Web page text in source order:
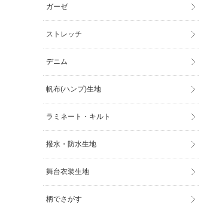
ガーゼ
ストレッチ
デニム
帆布(ハンプ)生地
ラミネート・キルト
撥水・防水生地
舞台衣装生地
柄でさがす